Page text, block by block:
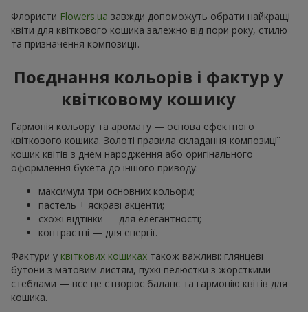
Флористи Flowers.ua завжди допоможуть обрати найкращі
квіти для квіткового кошика залежно від пори року, стилю
та призначення композиції.
Поєднання кольорів і фактур у
квітковому кошику
Гармонія кольору та аромату — основа ефектного
квіткового кошика. Золоті правила складання композиції
кошик квітів з днем ​​народження або оригінального
оформлення букета до іншого приводу:
максимум три основних кольори;
пастель + яскраві акценти;
схожі відтінки — для елегантності;
контрастні — для енергії.
Фактури у квіткових кошиках також важливі: глянцеві
бутони з матовим листям, пухкі пелюстки з жорсткими
стеблами — все це створює баланс та гармонію квітів для
кошика.